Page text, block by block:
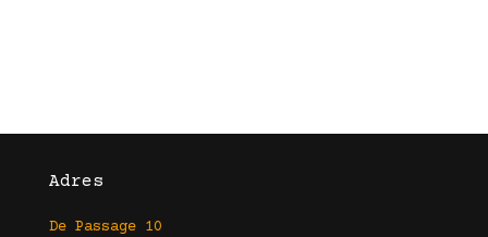
Adres
De Passage 10